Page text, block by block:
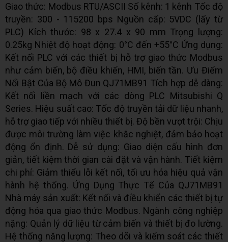
Giao thức: Modbus RTU/ASCII Số kênh: 1 kênh Tốc độ
truyền: 300 - 115200 bps Nguồn cấp: 5VDC (lấy từ
PLC) Kích thước: 98 x 27.4 x 90 mm Trọng lượng:
0.25kg Nhiệt độ hoạt động: 0°C đến +55°C Ứng dụng:
Kết nối PLC với các thiết bị hỗ trợ giao thức Modbus
như cảm biến, bộ điều khiển, HMI, biến tần. Ưu Điểm
Nổi Bật Của Bộ Mô Đun QJ71MB91 Tích hợp dễ dàng:
Kết nối liền mạch với các dòng PLC Mitsubishi Q
Series. Hiệu suất cao: Tốc độ truyền tải dữ liệu nhanh,
hỗ trợ giao tiếp với nhiều thiết bị. Độ bền vượt trội: Chịu
được môi trường làm việc khắc nghiệt, đảm bảo hoạt
động ổn định. Dễ sử dụng: Giao diện cấu hình đơn
giản, tiết kiệm thời gian cài đặt và vận hành. Tiết kiệm
chi phí: Giảm thiểu lỗi kết nối, tối ưu hóa hiệu quả vận
hành hệ thống. Ứng Dụng Thực Tế Của QJ71MB91
Nhà máy sản xuất: Kết nối và điều khiển các thiết bị tự
động hóa qua giao thức Modbus. Ngành công nghiệp
nặng: Quản lý dữ liệu từ cảm biến và thiết bị đo lường.
Hệ thống năng lượng: Theo dõi và kiểm soát các thiết